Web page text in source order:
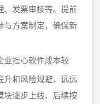
、发票审核等。提前
与方案制定，确保新
业担心软件成本较
升和风险规避，远远
块逐步上线，后续按